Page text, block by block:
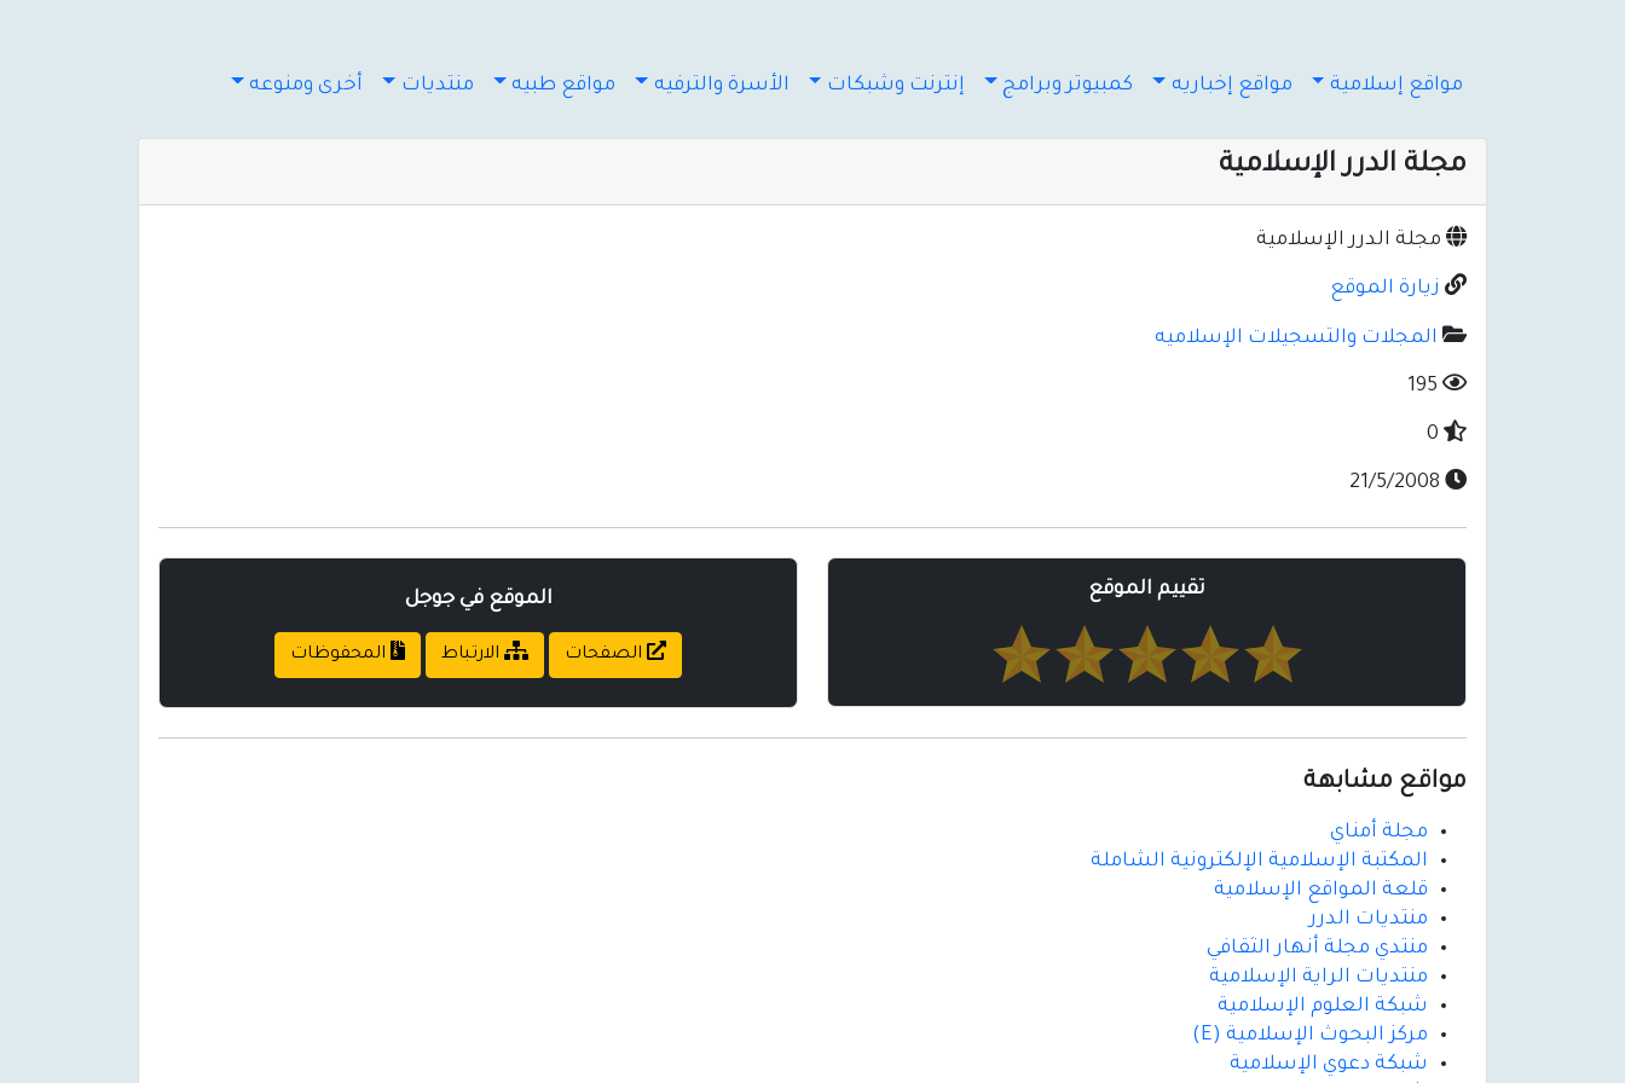
مواقع إسلامية مواقع إخباريه كمبيوتر وبرامج إنترنت وشبكات الأسرة والترفيه مواقع طبيه منتديات أخرى ومنوعه
مجلة الدرر الإسلامية
مجلة الدرر الإسلامية
زيارة الموقع
المجلات والتسجيلات الإسلاميه
تقييم الموقع الموقع في جوجل
الصفحات الارتباط المحفوظات
مواقع مشابهة
مجلة أمناي
المكتبة الإسلامية الإلكترونية الشاملة
قلعة المواقع الإسلامية
منتديات الدرر
منتدي مجلة أنهار الثقافي
منتديات الراية الإسلامية
شبكة العلوم الإسلامية
مركز البحوث الإسلامية (E)
شبكة دعوي الإسلامية